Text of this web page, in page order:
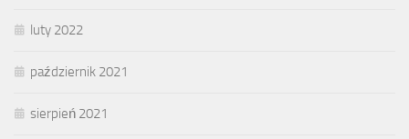
luty 2022
październik 2021
sierpień 2021